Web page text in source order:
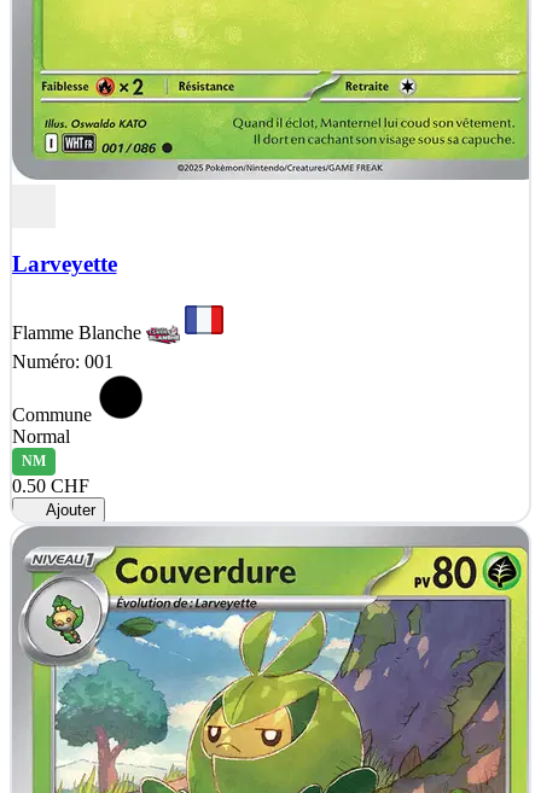
Larveyette
Flamme Blanche
Numéro: 001
Commune
Normal
NM
0.50 CHF
Ajouter